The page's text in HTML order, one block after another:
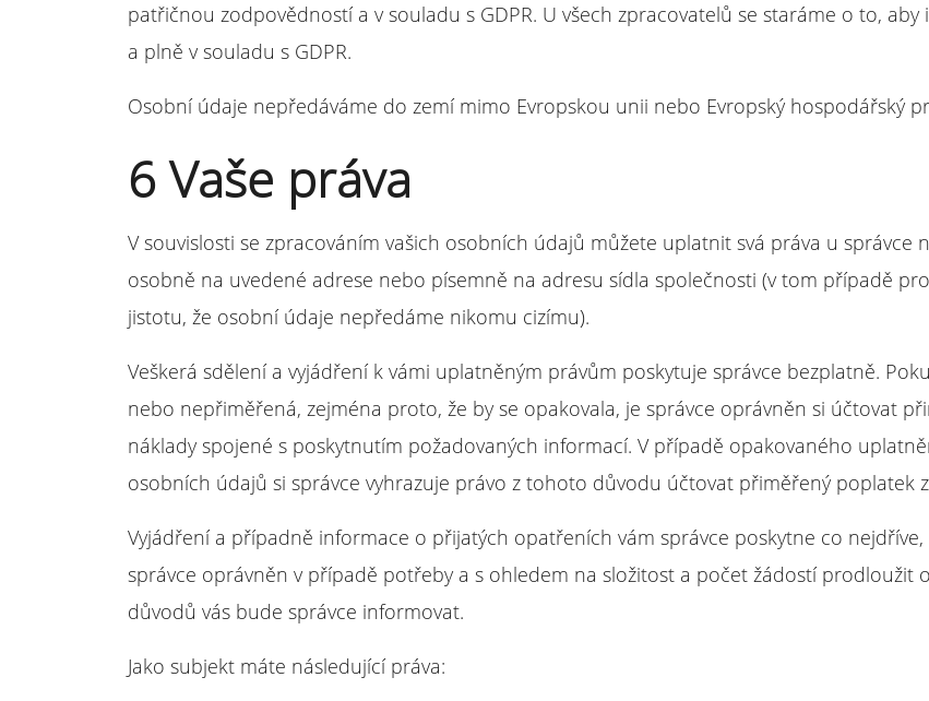
patřičnou zodpovědností a v souladu s GDPR. U všech zpracovatelů se staráme o to,
a plně v souladu s GDPR.
Osobní údaje nepředáváme do zemí mimo Evropskou unii nebo Evropský hospodářský
6 Vaše práva
V souvislosti se zpracováním vašich osobních údajů můžete uplatnit svá práva u správce
osobně na uvedené adrese nebo písemně na adresu sídla společnosti (v tom případě
jistotu, že osobní údaje nepředáme nikomu cizímu).
Veškerá sdělení a vyjádření k vámi uplatněným právům poskytuje správce bezplatně.
nebo nepřiměřená, zejména proto, že by se opakovala, je správce oprávněn si účtovat
náklady spojené s poskytnutím požadovaných informací. V případě opakovaného
osobních údajů si správce vyhrazuje právo z tohoto důvodu účtovat přiměřený poplatek
Vyjádření a případně informace o přijatých opatřeních vám správce poskytne co
správce oprávněn v případě potřeby a s ohledem na složitost a počet žádostí prodloužit
důvodů vás bude správce informovat.
Jako subjekt máte následující práva: